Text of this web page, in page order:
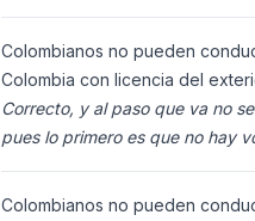
Colombia (s
Colombianos no pueden
Colombia con licencia del
Correcto, y al paso que va no
pues lo primero es que no hay
ciudadanos n
Colombianos no pueden